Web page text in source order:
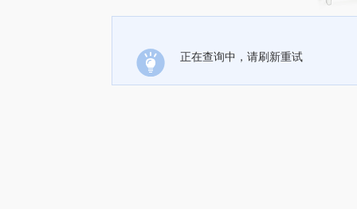
正在查询中，请刷新重试